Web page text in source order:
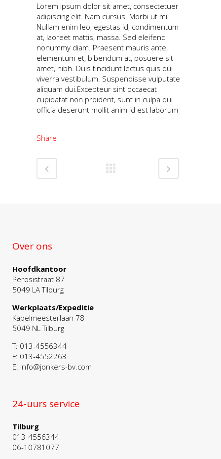
Lorem ipsum dolor sit amet, consectetuer
adipiscing elit. Nam cursus. Morbi ut mi.
Nullam enim leo, egestas id, condimentum
at, laoreet mattis, massa. Sed eleifend
nonummy diam. Praesent mauris ante,
elementum et, bibendum at, posuere sit
amet, nibh. Duis tincidunt lectus quis dui
viverra vestibulum. Suspendisse vulputate
aliquam dui.Excepteur sint occaecat
cupidatat non proident, sunt in culpa qui
officia deserunt mollit anim id est laborum
Share
Over ons
Hoofdkantoor
Perosistraat 87
5049 LA Tilburg
Werkplaats/Expeditie
Kapelmeesterlaan 78
5049 NL Tilburg
T: 013-4556344
F: 013-4552263
E: info@jonkers-bv.com
24-uurs service
Tilburg
013-4556344
06-10781077